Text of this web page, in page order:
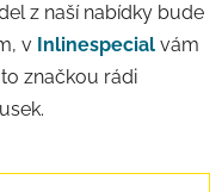
z naší nabídky bude
v Inlinespecial vám
značkou rádi